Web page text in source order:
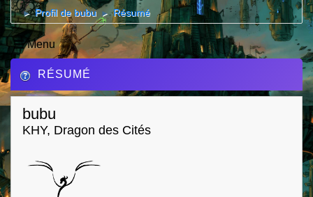
► Profil de bubu ► Résumé
Menu
RÉSUMÉ
bubu
KHY, Dragon des Cités